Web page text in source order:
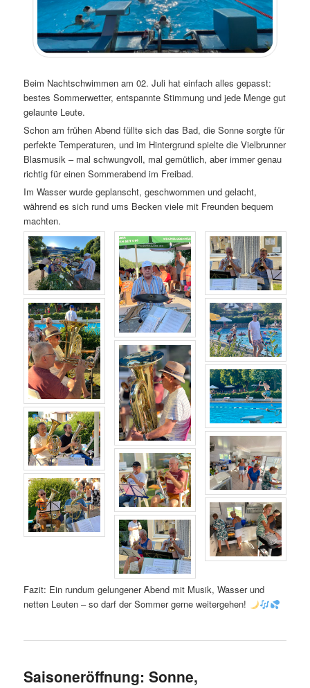
Beim Nachtschwimmen am 02. Juli hat einfach alles gepasst:
bestes Sommerwetter, entspannte Stimmung und jede Menge gut
gelaunte Leute.
Schon am frühen Abend füllte sich das Bad, die Sonne sorgte für
perfekte Temperaturen, und im Hintergrund spielte die Vielbrunner
Blasmusik – mal schwungvoll, mal gemütlich, aber immer genau
richtig für einen Sommerabend im Freibad.
Im Wasser wurde geplanscht, geschwommen und gelacht,
während es sich rund ums Becken viele mit Freunden bequem
machten.
Fazit: Ein rundum gelungener Abend mit Musik, Wasser und
netten Leuten – so darf der Sommer gerne weitergehen!
Saisoneröffnung: Sonne,